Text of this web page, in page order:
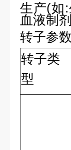
生产(如:
血液制剂
转子参数
转子类
型